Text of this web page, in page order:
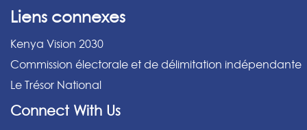
Liens connexes
Kenya Vision 2030
Commission électorale et de délimitation indépendante
Le Trésor National
Connect With Us